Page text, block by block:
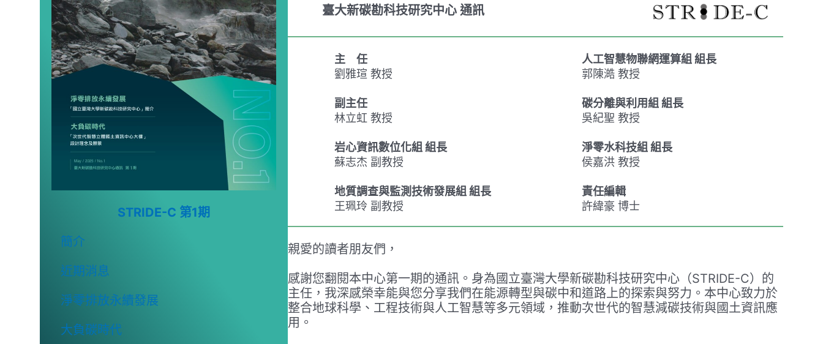
STRIDE-C 第1期
簡介
近期消息
淨零排放永續發展
大負碳時代
臺大新碳勘科技研究中心 通訊
主 任
劉雅瑄 教授
副主任
林立虹 教授
岩心資訊數位化組 組長
蘇志杰 副教授
地質調查與監測技術發展組 組長
王珮玲 副教授
人工智慧物聯網運算組 組長
郭陳澔 教授
碳分離與利用組 組長
吳紀聖 教授
淨零水科技組 組長
侯嘉洪 教授
責任編輯
許緯豪 博士
親愛的讀者朋友們，
感謝您翻閱本中心第一期的通訊。身為國立臺灣大學新碳勘科技研究中心（STRIDE-C）的
主任，我深感榮幸能與您分享我們在能源轉型與碳中和道路上的探索與努力。本中心致力於
整合地球科學、工程技術與人工智慧等多元領域，推動次世代的智慧減碳技術與國土資訊應
用。